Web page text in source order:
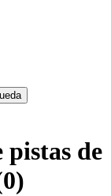
pistas de